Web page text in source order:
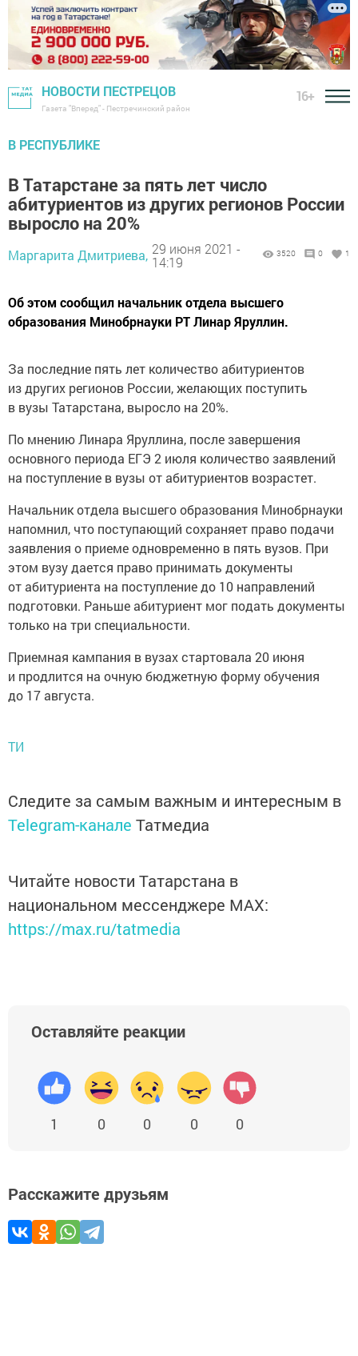
НОВОСТИ ПЕСТРЕЦОВ
Газета "Вперед" - Пестречинский район
16+
В РЕСПУБЛИКЕ
В Татарстане за пять лет число
абитуриентов из других регионов России
выросло на 20%
Маргарита Дмитриева, 29 июня 2021 -
14:19
3520 0 1
Об этом сообщил начальник отдела высшего
образования Минобрнауки РТ Линар Яруллин.
За последние пять лет количество абитуриентов
из других регионов России, желающих поступить
в вузы Татарстана, выросло на 20%.
По мнению Линара Яруллина, после завершения
основного периода ЕГЭ 2 июля количество заявлений
на поступление в вузы от абитуриентов возрастет.
Начальник отдела высшего образования Минобрнауки
напомнил, что поступающий сохраняет право подачи
заявления о приеме одновременно в пять вузов. При
этом вузу дается право принимать документы
от абитуриента на поступление до 10 направлений
подготовки. Раньше абитуриент мог подать документы
только на три специальности.
Приемная кампания в вузах стартовала 20 июня
и продлится на очную бюджетную форму обучения
до 17 августа.
ТИ
Следите за самым важным и интересным в
Telegram-канале Татмедиа
Читайте новости Татарстана в
национальном мессенджере MАХ:
https://max.ru/tatmedia
Оставляйте реакции
1 0 0 0 0
Расскажите друзьям